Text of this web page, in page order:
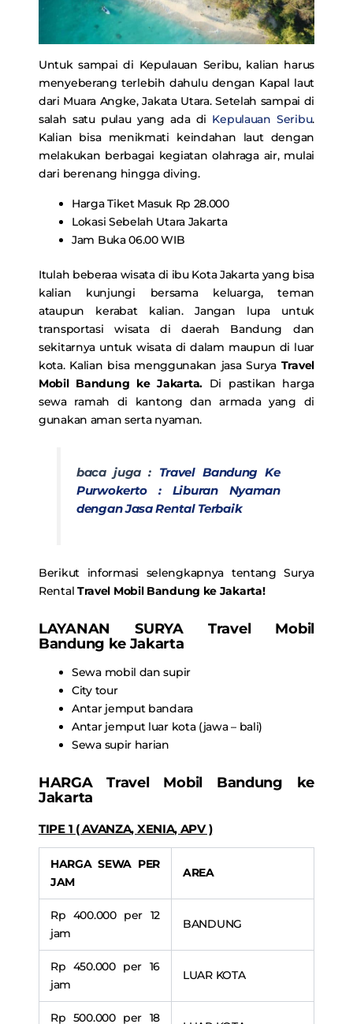
Untuk sampai di Kepulauan Seribu, kalian harus
menyeberang terlebih dahulu dengan Kapal laut
dari Muara Angke, Jakata Utara. Setelah sampai di
salah satu pulau yang ada di Kepulauan Seribu.
Kalian bisa menikmati keindahan laut dengan
melakukan berbagai kegiatan olahraga air, mulai
dari berenang hingga diving.
Harga Tiket Masuk Rp 28.000
Lokasi Sebelah Utara Jakarta
Jam Buka 06.00 WIB
Itulah beberaa wisata di ibu Kota Jakarta yang bisa
kalian kunjungi bersama keluarga, teman
ataupun kerabat kalian. Jangan lupa untuk
transportasi wisata di daerah Bandung dan
sekitarnya untuk wisata di dalam maupun di luar
kota. Kalian bisa menggunakan jasa Surya Travel
Mobil Bandung ke Jakarta. Di pastikan harga
sewa ramah di kantong dan armada yang di
gunakan aman serta nyaman.
baca juga : Travel Bandung Ke
Purwokerto : Liburan Nyaman
dengan Jasa Rental Terbaik
Berikut informasi selengkapnya tentang Surya
Rental Travel Mobil Bandung ke Jakarta!
LAYANAN SURYA Travel Mobil
Bandung ke Jakarta
Sewa mobil dan supir
City tour
Antar jemput bandara
Antar jemput luar kota (jawa – bali)
Sewa supir harian
HARGATravel Mobil Bandung ke
Jakarta
TIPE 1 ( AVANZA, XENIA, APV )
HARGA SEWA PER
JAM
AREA
Rp 400.000 per 12
jam
BANDUNG
Rp 450.000 per 16
jam
LUAR KOTA
Rp 500.000 per 18